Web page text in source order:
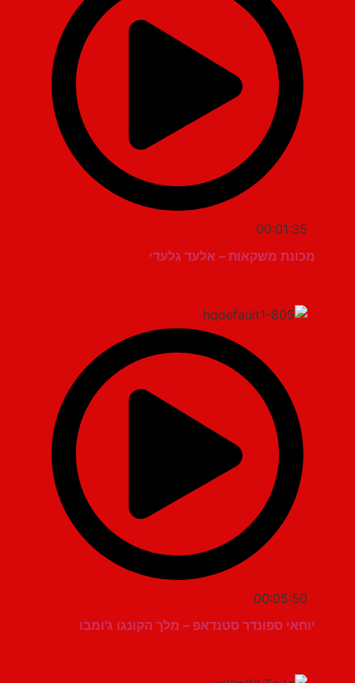
00:01:35
מכונת משקאות – אלעד גלעדי
00:05:50
יוחאי ספונדר סטנדאפ – מלך הקונגו ג'ומבו